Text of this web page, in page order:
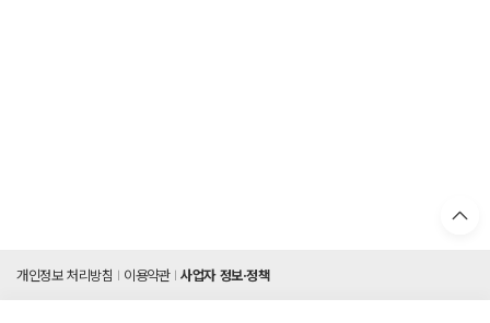
개인정보 처리방침 이용약관 사업자 정보·정책